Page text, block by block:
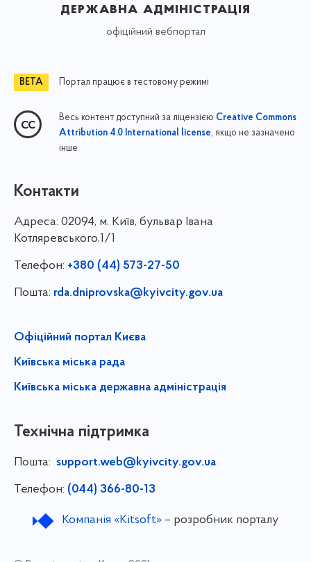
державна адміністрація
офіційний вебпортал
Портал працює в тестовому режимі
Весь контент доступний за ліцензією Creative Commons
Attribution 4.0 International license, якщо не зазначено
інше
Контакти
Адреса: 02094, м. Київ, бульвар Івана
Котляревського,1/1
Телефон: +380 (44) 573-27-50
Пошта: rda.dniprovska@kyivcity.gov.ua
Офіційний портал Києва
Київська міська рада
Київська міська державна адміністрація
Технічна підтримка
Пошта: support.web@kyivcity.gov.ua
Телефон: (044) 366-80-13
Компанія «Kitsoft»– розробник порталу